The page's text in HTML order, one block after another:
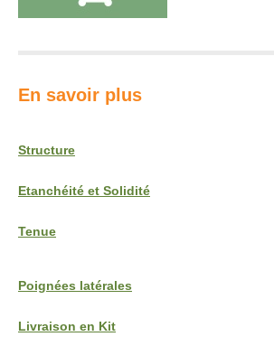
En savoir plus
Structure
Etanchéité et Solidité
Tenue
Poignées latérales
Livraison en Kit